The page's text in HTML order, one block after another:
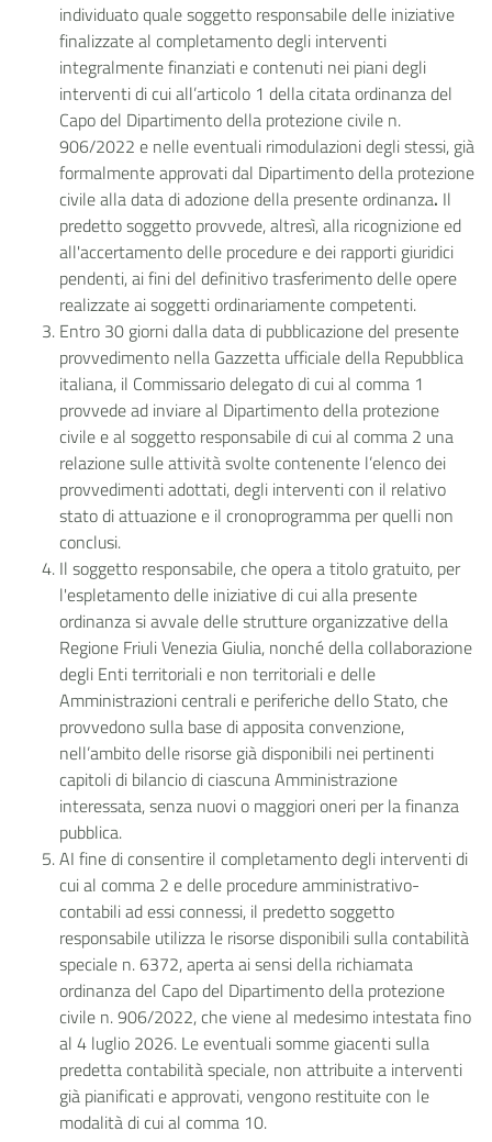
individuato quale soggetto responsabile delle iniziative
finalizzate al completamento degli interventi
integralmente finanziati e contenuti nei piani degli
interventi di cui all’articolo 1 della citata ordinanza del
Capo del Dipartimento della protezione civile n.
906/2022 e nelle eventuali rimodulazioni degli stessi, già
formalmente approvati dal Dipartimento della protezione
civile alla data di adozione della presente ordinanza. Il
predetto soggetto provvede, altresì, alla ricognizione ed
all'accertamento delle procedure e dei rapporti giuridici
pendenti, ai fini del definitivo trasferimento delle opere
realizzate ai soggetti ordinariamente competenti.
Entro 30 giorni dalla data di pubblicazione del presente
provvedimento nella Gazzetta ufficiale della Repubblica
italiana, il Commissario delegato di cui al comma 1
provvede ad inviare al Dipartimento della protezione
civile e al soggetto responsabile di cui al comma 2 una
relazione sulle attività svolte contenente l’elenco dei
provvedimenti adottati, degli interventi con il relativo
stato di attuazione e il cronoprogramma per quelli non
conclusi.
Il soggetto responsabile, che opera a titolo gratuito, per
l'espletamento delle iniziative di cui alla presente
ordinanza si avvale delle strutture organizzative della
Regione Friuli Venezia Giulia, nonché della collaborazione
degli Enti territoriali e non territoriali e delle
Amministrazioni centrali e periferiche dello Stato, che
provvedono sulla base di apposita convenzione,
nell’ambito delle risorse già disponibili nei pertinenti
capitoli di bilancio di ciascuna Amministrazione
interessata, senza nuovi o maggiori oneri per la finanza
pubblica.
AI fine di consentire il completamento degli interventi di
cui al comma 2 e delle procedure amministrativo-
contabili ad essi connessi, il predetto soggetto
responsabile utilizza le risorse disponibili sulla contabilità
speciale n. 6372, aperta ai sensi della richiamata
ordinanza del Capo del Dipartimento della protezione
civile n. 906/2022, che viene al medesimo intestata fino
al 4 luglio 2026. Le eventuali somme giacenti sulla
predetta contabilità speciale, non attribuite a interventi
già pianificati e approvati, vengono restituite con le
modalità di cui al comma 10.